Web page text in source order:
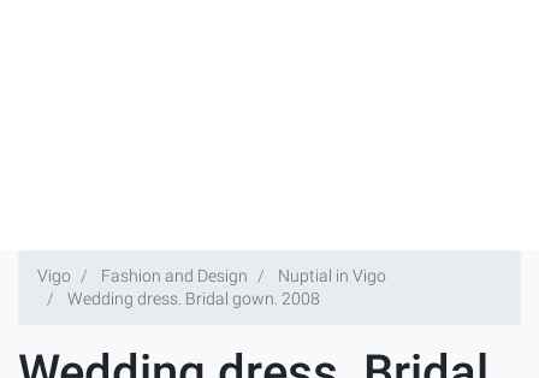
Vigo Fashion and Design
Nuptial in Vigo
Wedding dress. Bridal gown. 2008